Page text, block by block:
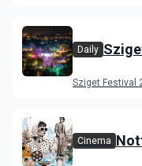
Daily
Sziget Festival
Cinema